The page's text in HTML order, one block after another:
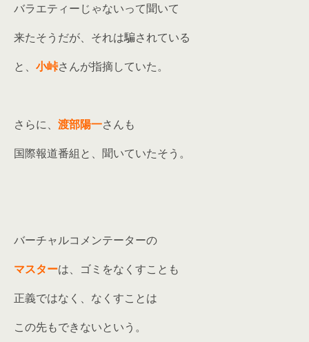
バラエティーじゃないって聞いて
来たそうだが、それは騙されている
と、 小峠さんが指摘していた。
さらに、 渡部陽一さんも
国際報道番組と、聞いていたそう。
バーチャルコメンテーターの
マスターは、ゴミをなくすことも
正義ではなく、なくすことは
この先もできないという。